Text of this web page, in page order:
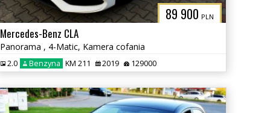
89 900 PLN
Mercedes-Benz CLA
Panorama , 4-Matic, Kamera cofania
2.0 Benzyna KM 211 2019 129000